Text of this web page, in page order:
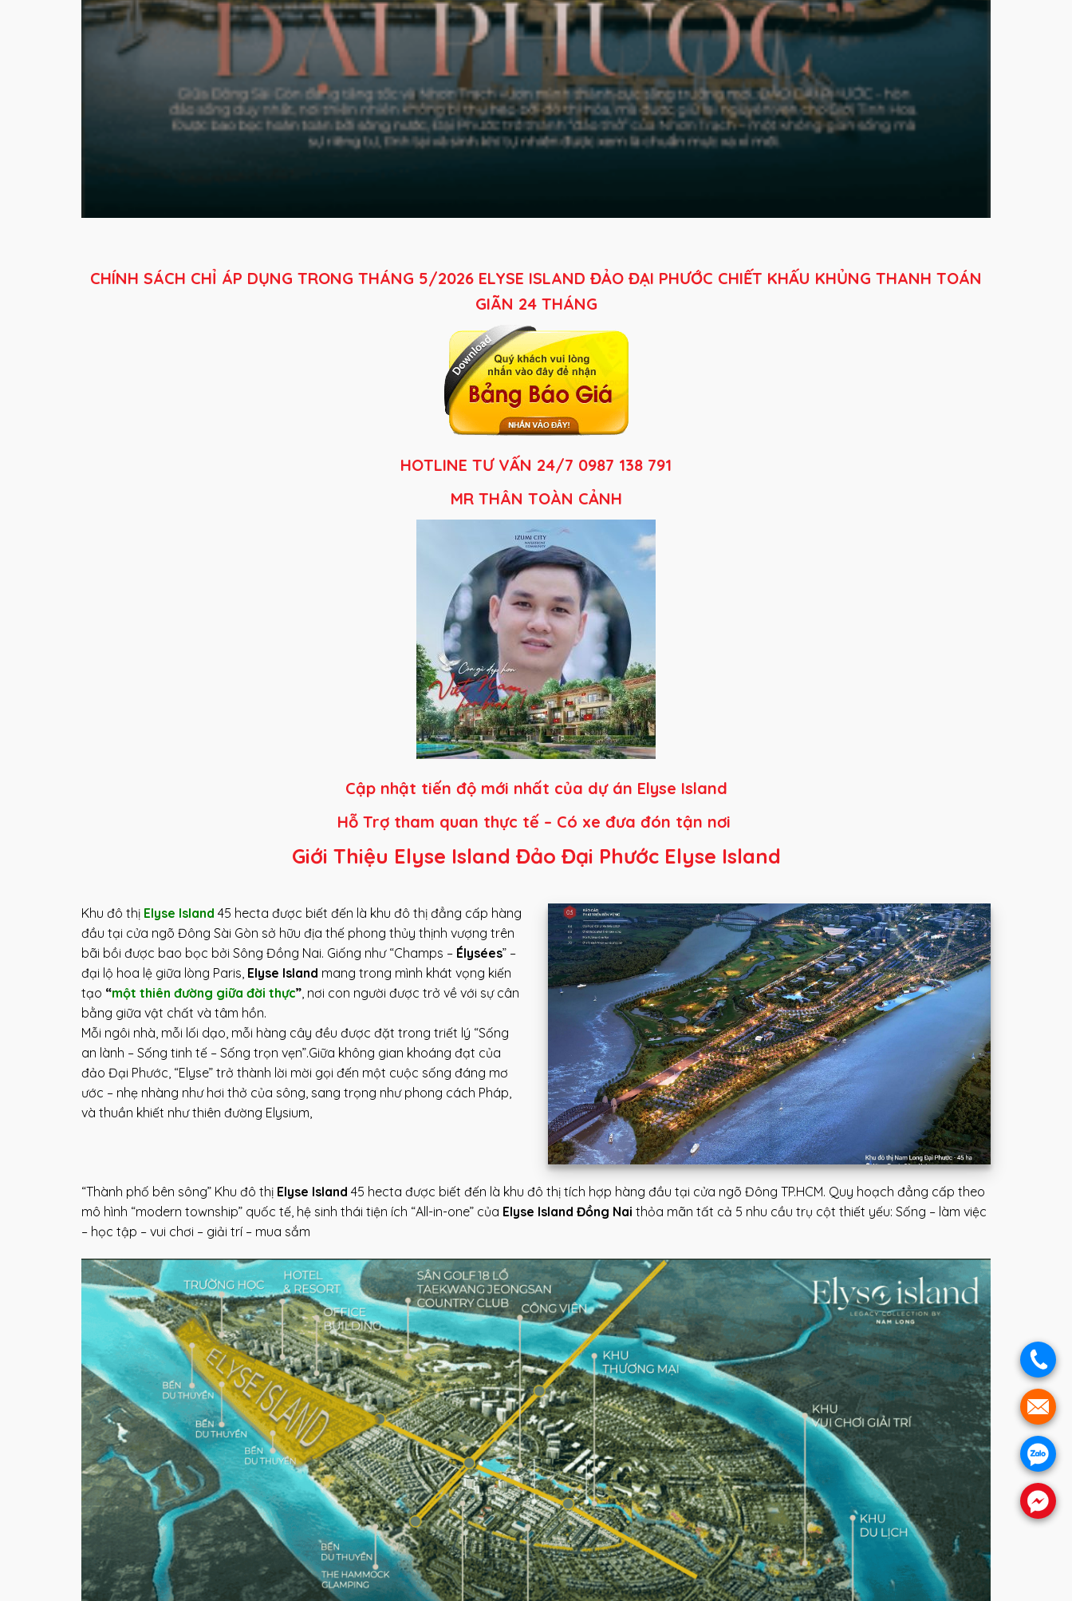
CHÍNH SÁCH CHỈ ÁP DỤNG TRONG THÁNG 5/2026 ELYSE ISLAND ĐẢO ĐẠI PHƯỚC CHIẾT KHẤU KHỦNG THANH TOÁN
GIÃN 24 THÁNG
HOTLINE TƯ VẤN 24/7 0987 138 791
MR THÂN TOÀN CẢNH
Cập nhật tiến độ mới nhất của dự án Elyse Island
Hỗ Trợ tham quan thực tế – Có xe đưa đón tận nơi
Giới Thiệu Elyse Island Đảo Đại Phước Elyse Island
Khu đô thị Elyse Island 45 hecta được biết đến là khu đô thị đẳng cấp hàng
đầu tại cửa ngõ Đông Sài Gòn sở hữu địa thế phong thủy thịnh vượng trên
bãi bồi được bao bọc bởi Sông Đồng Nai. Giống như “Champs – Élysées” –
đại lộ hoa lệ giữa lòng Paris, Elyse Island mang trong mình khát vọng kiến
tạo “một thiên đường giữa đời thực” , nơi con người được trở về với sự cân
bằng giữa vật chất và tâm hồn.
Mỗi ngôi nhà, mỗi lối dạo, mỗi hàng cây đều được đặt trong triết lý “Sống
an lành – Sống tinh tế – Sống trọn vẹn”.Giữa không gian khoáng đạt của
đảo Đại Phước, “Elyse” trở thành lời mời gọi đến một cuộc sống đáng mơ
ước – nhẹ nhàng như hơi thở của sông, sang trọng như phong cách Pháp,
và thuần khiết như thiên đường Elysium,
“Thành phố bên sông” Khu đô thị Elyse Island 45 hecta được biết đến là khu đô thị tích hợp hàng đầu tại cửa ngõ Đông TP.HCM. Quy hoạch đẳng cấp theo
mô hình “modern township” quốc tế, hệ sinh thái tiện ích “All-in-one” của Elyse Island Đồng Nai thỏa mãn tất cả 5 nhu cầu trụ cột thiết yếu: Sống – làm việc
– học tập – vui chơi – giải trí – mua sắm